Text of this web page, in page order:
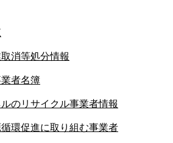
消等処分情報
者名簿
のリサイクル事業者情報
環促進に取り組む事業者